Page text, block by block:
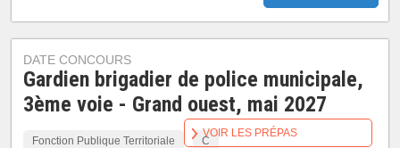
DATE CONCOURS
Gardien brigadier de police municipale,
3ème voie - Grand ouest, mai 2027
Fonction Publique Territoriale C
VOIR LES PRÉPAS